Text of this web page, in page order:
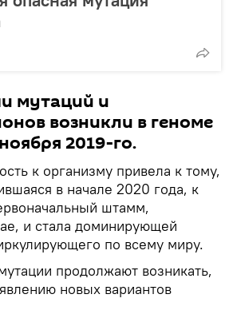
мутаций и
возникли в геноме
2019-го.
к организму привела к тому,
в начале 2020 года, к
штамм,
и стала доминирующей
по всему миру.
продолжают возникать,
новых вариантов